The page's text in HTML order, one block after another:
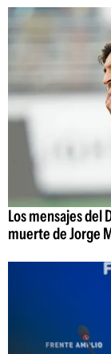
Los mensajes del
muerte de Jorge